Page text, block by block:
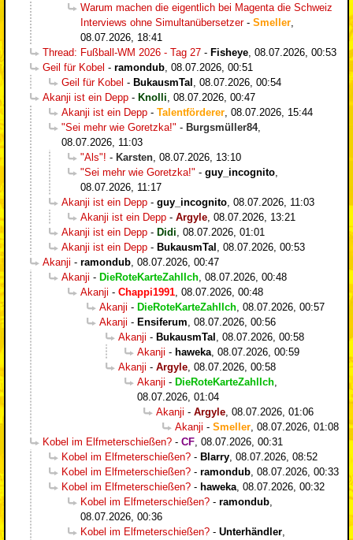
Warum machen die eigentlich bei Magenta die Schweiz
Interviews ohne Simultanübersetzer- Smeller,
08.07.2026, 18:41
Thread: Fußball-WM 2026 - Tag 27 - Fisheye, 08.07.2026, 00:53
Geil für Kobel - ramondub, 08.07.2026, 00:51
Geil für Kobel - BukausmTal , 08.07.2026, 00:54
Akanji ist ein Depp - Knolli, 08.07.2026, 00:47
Akanji ist ein Depp - Talentförderer, 08.07.2026, 15:44
"Sei mehr wie Goretzka!" - Burgsmüller84,
08.07.2026, 11:03
"Als"! - Karsten, 08.07.2026, 13:10
"Sei mehr wie Goretzka!" - guy_incognito,
08.07.2026, 11:17
Akanji ist ein Depp - guy_incognito, 08.07.2026, 11:03
Akanji ist ein Depp - Argyle, 08.07.2026, 13:21
Akanji ist ein Depp - Didi, 08.07.2026, 01:01
Akanji ist ein Depp - BukausmTal , 08.07.2026, 00:53
Akanji - ramondub, 08.07.2026, 00:47
Akanji - DieRoteKarteZahlIch, 08.07.2026, 00:48
Akanji - Chappi1991, 08.07.2026, 00:48
Akanji - DieRoteKarteZahlIch, 08.07.2026, 00:57
Akanji - Ensiferum, 08.07.2026, 00:56
Akanji - BukausmTal , 08.07.2026, 00:58
Akanji - haweka, 08.07.2026, 00:59
Akanji - Argyle, 08.07.2026, 00:58
Akanji - DieRoteKarteZahlIch,
08.07.2026, 01:04
Akanji - Argyle, 08.07.2026, 01:06
Akanji - Smeller, 08.07.2026, 01:08
Kobel im Elfmeterschießen? - CF, 08.07.2026, 00:31
Kobel im Elfmeterschießen? - Blarry, 08.07.2026, 08:52
Kobel im Elfmeterschießen? - ramondub, 08.07.2026, 00:33
Kobel im Elfmeterschießen? - haweka, 08.07.2026, 00:32
Kobel im Elfmeterschießen? - ramondub,
08.07.2026, 00:36
Kobel im Elfmeterschießen? - Unterhändler,